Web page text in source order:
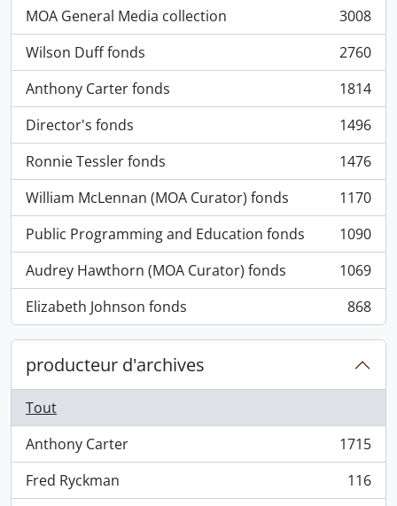
MOA General Media collection
, 3008 résultats
3008
Wilson Duff fonds
, 2760 résultats
2760
Anthony Carter fonds
, 1814 résultats
1814
Director's fonds
, 1496 résultats
1496
Ronnie Tessler fonds
, 1476 résultats
1476
William McLennan (MOA Curator) fonds
, 1170 résultats
1170
Public Programming and Education fonds
, 1090 résultats
1090
Audrey Hawthorn (MOA Curator) fonds
, 1069 résultats
1069
Elizabeth Johnson fonds
, 868 résultats 868
producteur d'archives
Tout
Anthony Carter
, 1715 résultats
1715
Fred Ryckman
, 116 résultats
116